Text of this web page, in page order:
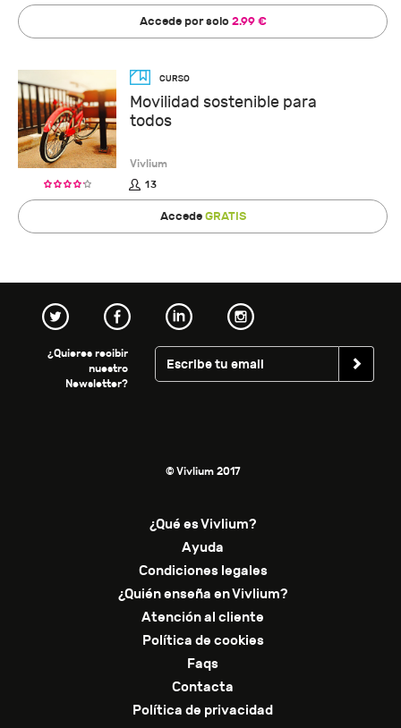
Accede por solo2.99 €
Movilidad sostenible para
todos
Vivlium
13
AccedeGRATIS
¿Quieres recibir
nuestro
Newsletter?
© Vivlium 2017
¿Qué es Vivlium?
Ayuda
Condiciones legales
¿Quién enseña en Vivlium?
Atención al cliente
Política de cookies
Faqs
Contacta
Política de privacidad